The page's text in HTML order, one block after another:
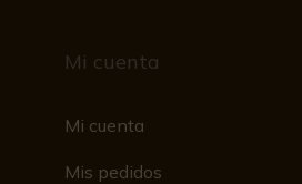
Mi cuenta
Mi cuenta
Mis pedidos